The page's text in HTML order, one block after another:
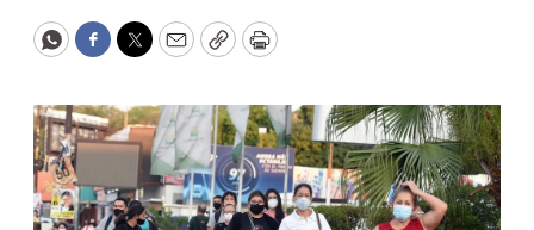
WhatsApp
Facebook
Twitter
EmailCopyPrint